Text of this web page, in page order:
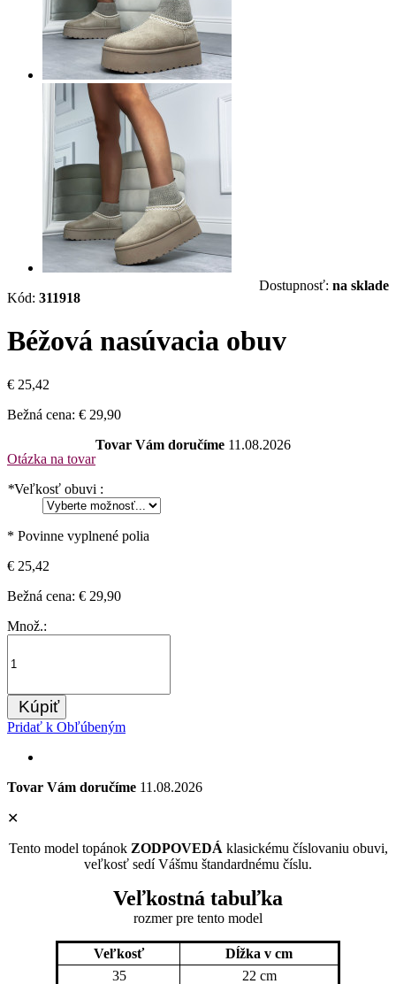
Kód: 311918
Dostupnosť: na sklade
Béžová nasúvacia obuv
€ 25,42
Bežná cena: € 29,90
Otázka na tovar
Tovar Vám doručíme 11.08.2026
*Veľkosť obuvi :
* Povinne vyplnené polia
€ 25,42
Bežná cena: € 29,90
Množ.:
Kúpiť
Pridať k Obľúbeným
Tovar Vám doručíme 11.08.2026
✕
Tento model topánok ZODPOVEDÁ klasickému číslovaniu obuvi,
veľkosť sedí Vášmu štandardnému číslu.
Veľkostná tabuľka
rozmer pre tento model
Veľkosť
Dĺžka v cm
35
22 cm